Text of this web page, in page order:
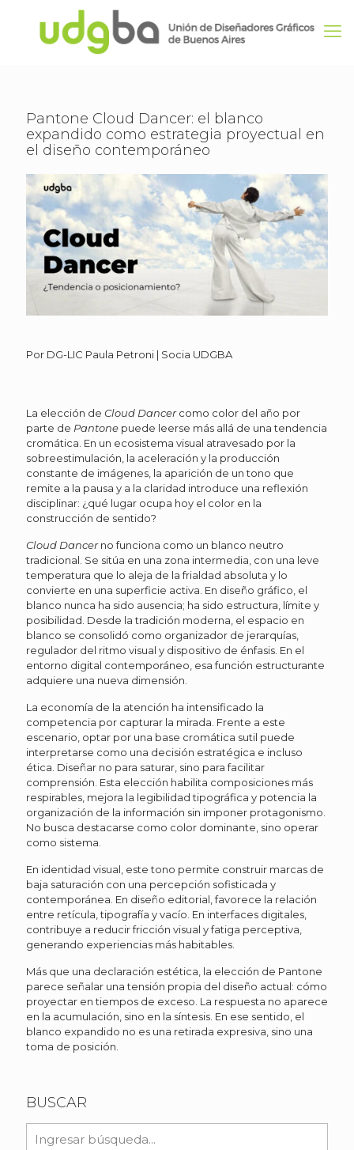
Pantone Cloud Dancer: el blanco
expandido como estrategia proyectual en
el diseño contemporáneo
Por DG-LIC Paula Petroni | Socia UDGBA
La elección de Cloud Dancercomo color del año por
parte de Pantone puede leerse más allá de una tendencia
cromática. En un ecosistema visual atravesado por la
sobreestimulación, la aceleración y la producción
constante de imágenes, la aparición de un tono que
remite a la pausa y a la claridad introduce una reflexión
disciplinar: ¿qué lugar ocupa hoy el color en la
construcción de sentido?
Cloud Dancerno funciona como un blanco neutro
tradicional. Se sitúa en una zona intermedia, con una leve
temperatura que lo aleja de la frialdad absoluta y lo
convierte en una superficie activa. En diseño gráfico, el
blanco nunca ha sido ausencia; ha sido estructura, límite y
posibilidad. Desde la tradición moderna, el espacio en
blanco se consolidó como organizador de jerarquías,
regulador del ritmo visual y dispositivo de énfasis. En el
entorno digital contemporáneo, esa función estructurante
adquiere una nueva dimensión.
La economía de la atención ha intensificado la
competencia por capturar la mirada. Frente a este
escenario, optar por una base cromática sutil puede
interpretarse como una decisión estratégica e incluso
ética. Diseñar no para saturar, sino para facilitar
comprensión. Esta elección habilita composiciones más
respirables, mejora la legibilidad tipográfica y potencia la
organización de la información sin imponer protagonismo.
No busca destacarse como color dominante, sino operar
como sistema.
En identidad visual, este tono permite construir marcas de
baja saturación con una percepción sofisticada y
contemporánea. En diseño editorial, favorece la relación
entre retícula, tipografía y vacío. En interfaces digitales,
contribuye a reducir fricción visual y fatiga perceptiva,
generando experiencias más habitables.
Más que una declaración estética, la elección de Pantone
parece señalar una tensión propia del diseño actual: cómo
proyectar en tiempos de exceso. La respuesta no aparece
en la acumulación, sino en la síntesis. En ese sentido, el
blanco expandido no es una retirada expresiva, sino una
toma de posición.
BUSCAR